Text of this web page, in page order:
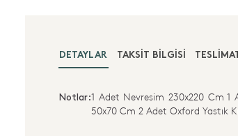
DETAYLAR TAKSIT BILGISI
Notlar:1 Adet Nevresim 230x220 Cm 1
50x70 Cm 2 Adet Oxford Yastık